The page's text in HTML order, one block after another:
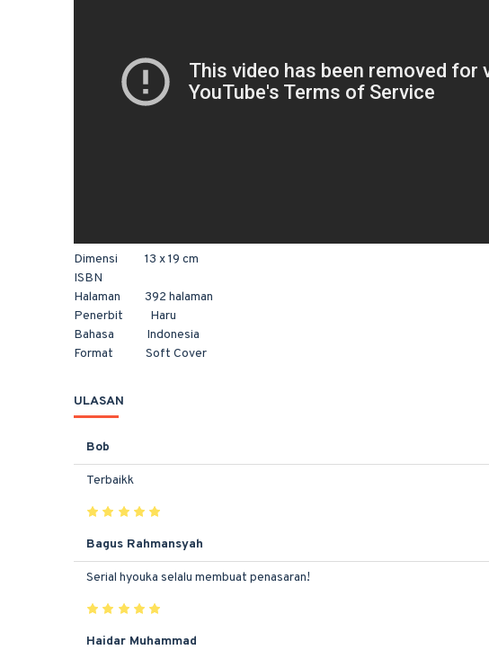
Dimensi 13 x 19 cm
ISBN
Halaman 392 halaman
Penerbit Haru
Bahasa Indonesia
Format Soft Cover
ULASAN
Bob
Terbaikk
Bagus Rahmansyah
Serial hyouka selalu membuat penasaran!
Haidar Muhammad